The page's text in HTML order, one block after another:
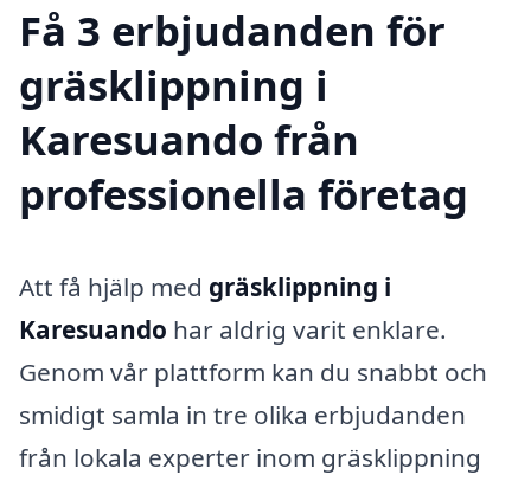
Få 3 erbjudanden för
gräsklippning i
Karesuando från
professionella företag
Att få hjälp med gräsklippning i
Karesuando har aldrig varit enklare.
Genom vår plattform kan du snabbt och
smidigt samla in tre olika erbjudanden
från lokala experter inom gräsklippning